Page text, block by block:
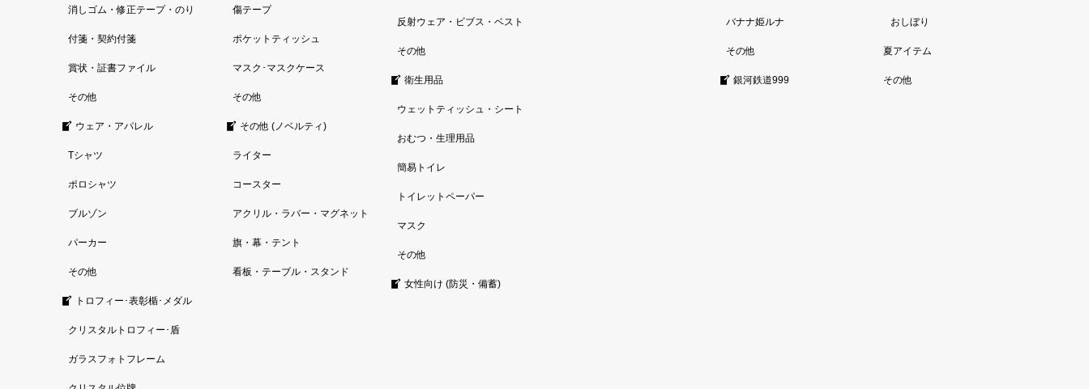
消しゴム・修正テープ・のり
付箋・契約付箋
賞状・証書ファイル
その他
ウェア・アパレル
Tシャツ
ポロシャツ
ブルゾン
パーカー
その他
トロフィー･表彰楯･メダル
クリスタルトロフィー･盾
ガラスフォトフレーム
傷テープ
ポケットティッシュ
マスク･マスクケース
その他
その他 (ノベルティ)
ライター
コースター
アクリル・ラバー・マグネット
旗・幕・テント
看板・テーブル・スタンド
反射ウェア・ビブス・ベスト
その他
衛生用品
ウェットティッシュ・シート
おむつ・生理用品
簡易トイレ
トイレットペーパー
マスク
その他
女性向け (防災・備蓄)
バナナ姫ルナ
その他
銀河鉄道999
おしぼり
夏アイテム
その他